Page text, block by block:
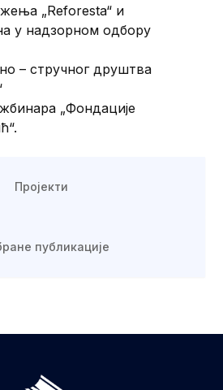
Пројекти
публикације
„Reforesta“ и
у надзорном одбору
– стручног друштва
„Фондације